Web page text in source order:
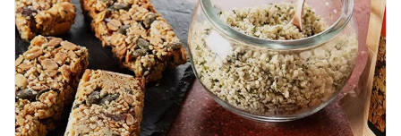
En cochant cette case, je donne mon accord pour que
markal utilise les données saisies dans ce formulaire
pour traiter et afficher le nom saisi, la note et le
commentaire de manière publique sur cette page. Pour
plus d'informations sur le traitement de ces données,
consulter la page des mentions légales. *